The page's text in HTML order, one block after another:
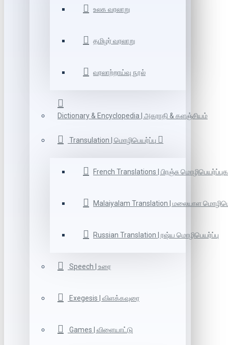
உலக வரலாறு
தமிழர் வரலாறு
வரலாற்றாய்வு நூல்
Dictionary & Encyclopedia | அகராதி & களஞ்சியம்
Transulation | மொழிபெயர்ப்பு
French Translations | பிரஞ்சு
Malaiyalam Translation | மலையாள
Russian Translation | ரஷ்ய மொழிபெயர்ப்பு
Speech | உரை
Exegesis | விளக்கவுரை
Games | விளையாட்டு